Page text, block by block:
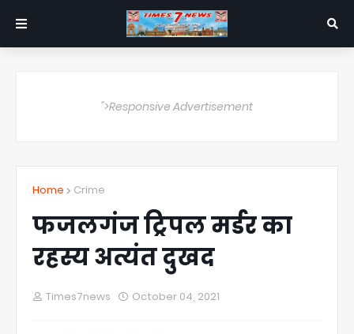
">Responsive Advertisement
Home Crime
फजलगंज ट्रिपल मर्डर का
रहस्य अत्यंत दुखद
Times7news October 04, 2021